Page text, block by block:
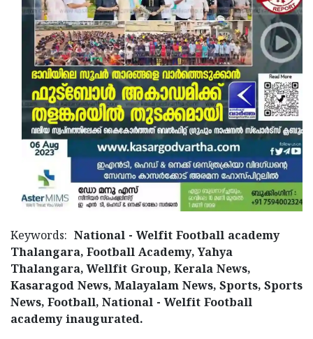
Keywords: National - Welfit Football academy
Thalangara, Football Academy, Yahya
Thalangara, Wellfit Group, Kerala News,
Kasaragod News, Malayalam News, Sports, Sports
News, Football, National - Welfit Football
academy inaugurated.